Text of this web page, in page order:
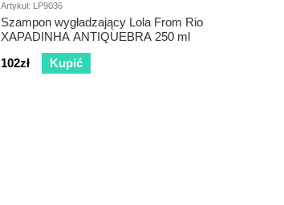
Artykuł: LP9036
Szampon wygładzający Lola From Rio
XAPADINHA ANTIQUEBRA 250 ml
102zł
Kupić